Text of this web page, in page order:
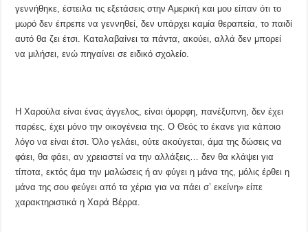
γεννήθηκε, έστειλα τις εξετάσεις στην Αμερική και μου είπαν ότι το
μωρό δεν έπρεπε να γεννηθεί, δεν υπάρχει καμία θεραπεία, το παιδί
αυτό θα ζει έτσι. Καταλαβαίνει τα πάντα, ακούει, αλλά δεν μπορεί
να μιλήσει, ενώ πηγαίνει σε ειδικό σχολείο.
Η Χαρούλα είναι ένας άγγελος, είναι όμορφη, πανέξυπνη, δεν έχει
παρέες, έχει μόνο την οικογένεια της. Ο Θεός το έκανε για κάποιο
λόγο να είναι έτσι. Όλο γελάει, ούτε ακούγεται, άμα της δώσεις να
φάει, θα φάει, αν χρειαστεί να την αλλάξεις… δεν θα κλάψει για
τίποτα, εκτός άμα την μαλώσεις ή αν φύγει η μάνα της, μόλις έρθει η
μάνα της σου φεύγει από τα χέρια για να πάει σ’ εκείνη» είπε
χαρακτηριστικά η Χαρά Βέρρα.